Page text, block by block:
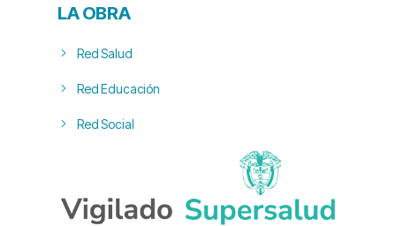
LA OBRA
Red Salud
Red Educación
Red Social